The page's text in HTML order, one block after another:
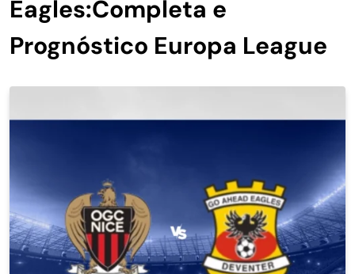
Eagles:Completa e
Prognóstico Europa League